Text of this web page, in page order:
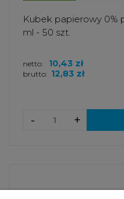
Kubek papierowy 0%
ml - 50 szt.
brutto: 12,83 zł
netto: 10,43 zł
+
-